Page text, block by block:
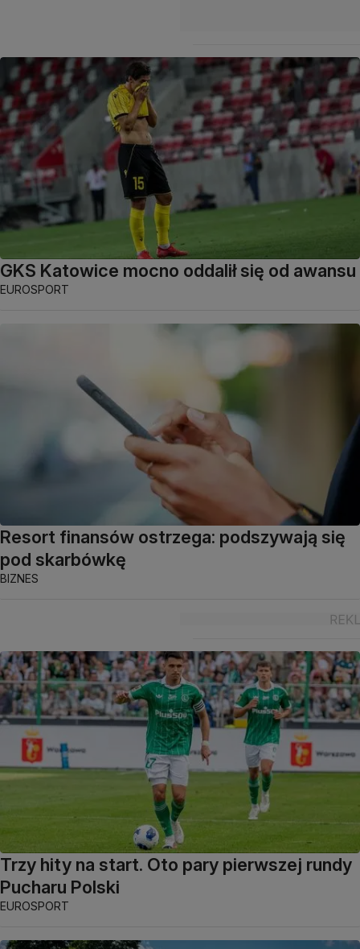
GKS Katowice mocno oddalił się od awansu
EUROSPORT
Resort finansów ostrzega: podszywają się
pod skarbówkę
BIZNES
Trzy hity na start. Oto pary pierwszej rundy
Pucharu Polski
EUROSPORT